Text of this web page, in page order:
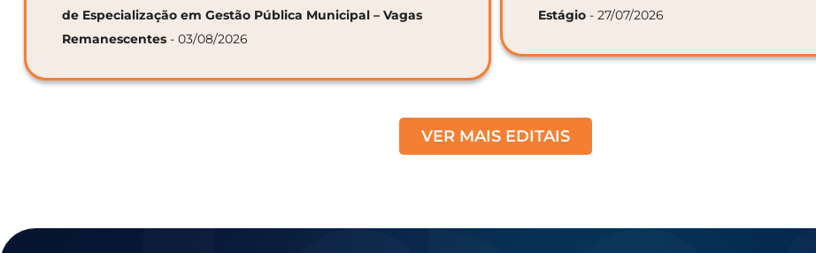
de Especialização em Gestão Pública Municipal – Vagas
Remanescentes - 03/08/2026
Estágio - 27/07/2026
VER MAIS EDITAIS